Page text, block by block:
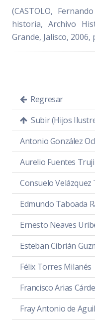
(CASTOLO,
historia, Archivo
Grande, Jalisco, 2006,
Regresar
Subir (Hijos
Antonio González
Aurelio Fuentes
Consuelo Velázquez
Edmundo Taboada
Ernesto Neaves
Esteban Cibrián
Félix Torres Milanés
Francisco Arias
Fray Antonio de